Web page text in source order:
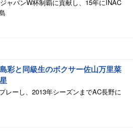
ャパンW杯制覇に貢献し、15年にINAC
彩と同級生のボクサー佐山万里菜
レーし、2013年シーズンまでAC長野に